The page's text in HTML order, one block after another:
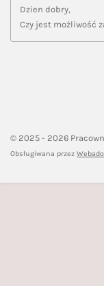
Dzien dobry,
Czy jest możliwość
© 2025 - 2026
Obsługiwana przez